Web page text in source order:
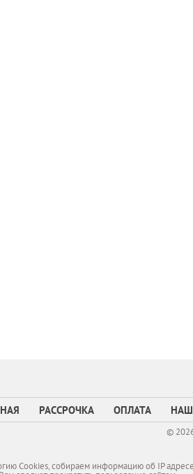
РАССРОЧКА ОПЛАТА
©
Cookies, собираем информацию об IP